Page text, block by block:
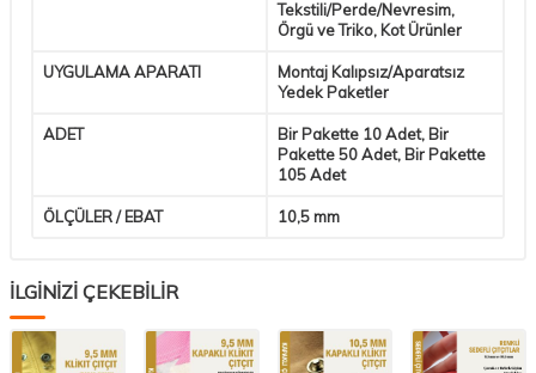
Tekstili/Perde/Nevresim,
Örgü ve Triko, Kot Ürünler
UYGULAMA APARATI
Montaj Kalıpsız/Aparatsız
Yedek Paketler
ADET
Bir Pakette 10 Adet, Bir
Pakette 50 Adet, Bir Pakette
105 Adet
ÖLÇÜLER / EBAT 10,5 mm
İLGİNİZİ ÇEKEBİLİR